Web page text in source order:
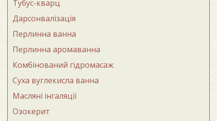
Тубус-кварц
Дарсонвалізація
Перлинна ванна
Перлинна аромаванна
Комбінований гідромасаж
Суха вуглекисла ванна
Масляні інгаляції
Озокерит